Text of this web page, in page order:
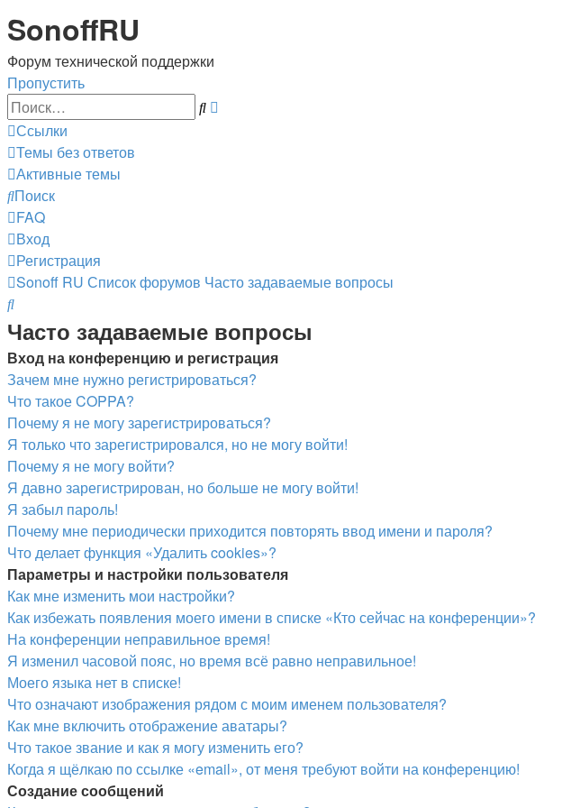
SonoffRU
Форум технической поддержки
Пропустить
Поиск
Ссылки
Темы без ответов
Активные темы
Поиск
FAQ
Вход
Регистрация
Sonoff RU Список форумов Часто задаваемые вопросы
Поиск
Часто задаваемые вопросы
Вход на конференцию и регистрация
Зачем мне нужно регистрироваться?
Что такое COPPA?
Почему я не могу зарегистрироваться?
Я только что зарегистрировался, но не могу войти!
Почему я не могу войти?
Я давно зарегистрирован, но больше не могу войти!
Я забыл пароль!
Почему мне периодически приходится повторять ввод имени и пароля?
Что делает функция «Удалить cookies»?
Параметры и настройки пользователя
Как мне изменить мои настройки?
Как избежать появления моего имени в списке «Кто сейчас на конференции»?
На конференции неправильное время!
Я изменил часовой пояс, но время всё равно неправильное!
Моего языка нет в списке!
Что означают изображения рядом с моим именем пользователя?
Как мне включить отображение аватары?
Что такое звание и как я могу изменить его?
Когда я щёлкаю по ссылке «email», от меня требуют войти на конференцию!
Создание сообщений